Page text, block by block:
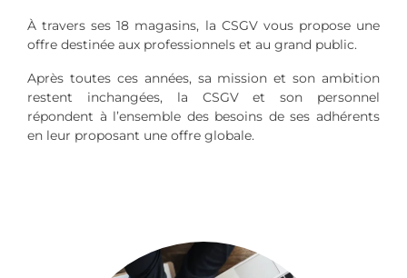
À travers ses 18 magasins, la CSGV vous propose une
offre destinée aux professionnels et au grand public.
Après toutes ces années, sa mission et son ambition
restent inchangées, la CSGV et son personnel
répondent à l’ensemble des besoins de ses adhérents
en leur proposant une offre globale.